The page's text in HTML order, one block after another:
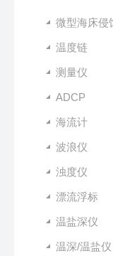
微型海床侵
温度链
测量仪
ADCP
海流计
波浪仪
浊度仪
漂流浮标
温盐深仪
温深/温盐仪